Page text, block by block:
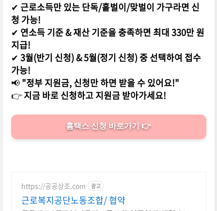
✔ 근로소득만 있는 단독/홑벌이/맞벌이 가구라면 신
청 가능!
✔ 연소득 기준 & 재산 기준을 충족하면 최대 330만 원
지급!
✔ 3월(반기 신청) & 5월(정기 신청) 중 선택하여 접수
가능!
📢"정부 지원금, 신청만 하면 받을 수 있어요!"
👉지금 바로 신청하고 지원금 받아가세요!
홈택스 신청 바로가기 👉
https://공공상조.com 광고
근로복지공단노동조합/ 협약